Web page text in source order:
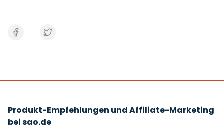
Produkt-Empfehlungen und Affiliate-Marketing
bei sao.de